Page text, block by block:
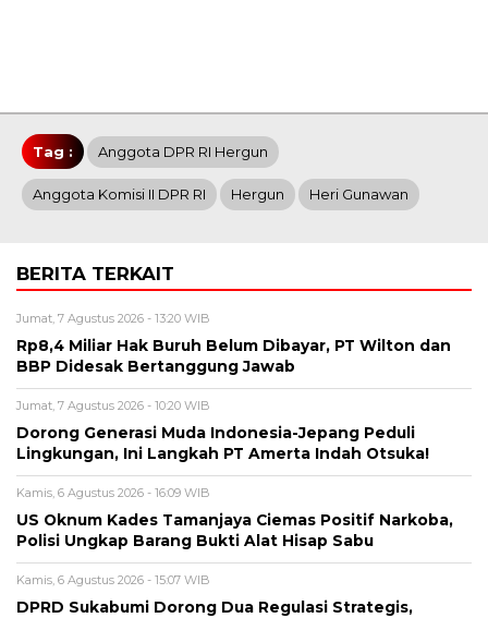
Tag : Anggota DPR RI Hergun
Anggota Komisi II DPR RI Hergun Heri Gunawan
BERITA TERKAIT
Jumat, 7 Agustus 2026 - 13:20 WIB
Rp8,4 Miliar Hak Buruh Belum Dibayar, PT Wilton dan
BBP Didesak Bertanggung Jawab
Jumat, 7 Agustus 2026 - 10:20 WIB
Dorong Generasi Muda Indonesia-Jepang Peduli
Lingkungan, Ini Langkah PT Amerta Indah Otsuka!
Kamis, 6 Agustus 2026 - 16:09 WIB
US Oknum Kades Tamanjaya Ciemas Positif Narkoba,
Polisi Ungkap Barang Bukti Alat Hisap Sabu
Kamis, 6 Agustus 2026 - 15:07 WIB
DPRD Sukabumi Dorong Dua Regulasi Strategis,